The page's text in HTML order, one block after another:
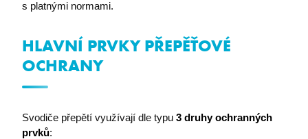
s platnými normami.
HLAVNÍ PRVKY PŘEPĚŤOVÉ
OCHRANY
Svodiče přepětí využívají dle typu 3 druhy ochranných
prvků: